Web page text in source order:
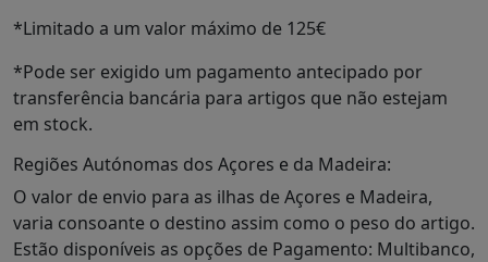
*Limitado a um valor máximo de 125€
*Pode ser exigido um pagamento antecipado por
transferência bancária para artigos que não estejam
em stock.
Regiões Autónomas dos Açores e da Madeira:
O valor de envio para as ilhas de Açores e Madeira,
varia consoante o destino assim como o peso do artigo.
Estão disponíveis as opções de Pagamento: Multibanco,